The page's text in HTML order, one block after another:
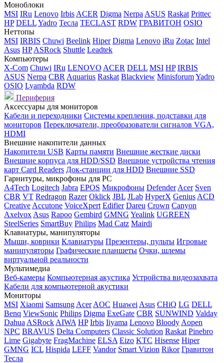
Моноблоки
MSI IRu Lenovo Irbis ACER Digma Nerpa ASUS Raskat Prittec
HP DELLYadro Тесла TECLAST RDW ГРАВИТОН OSIO
Неттопы
MSI IRBIS Chuwi Beelink Hiper Digma Lenovo iRu Zotac Intel
Asus HP ASRock Shuttle Leadtek
Компьютеры
X-Com Chuwi IRu LENOVO ACER DELL MSI HP IRBIS
ASUS Nerpa CBR Aquarius Raskat Blackview MinisforumYadro
OSIO Lyambda RDW
Периферия
Аксессуары для мониторов
Кабели и переходники Системы крепления, подставки для
мониторов Переключатели, преобразователи сигналов VGA,
HDMI
Внешние накопители данных
Накопители USB Карты памяти Внешние жесткие диски
Внешние корпуса для HDD/SSD Внешние устройства чтения
карт Card Readers Док-станции для HDD Внешние SSD
Гарнитуры, микрофоны для PC
A4Tech Logitech Jabra EPOS Микрофоны Defender Acer Sven
CBR VT Redragon Razer Oklick JBL JLab HyperX Genius ACD
Creative Accutone VoiceXpert Edifier Dareu Crown Canyon
Axelvox Asus Rapoo Gembird GMNG Yealink UGREEN
SteelSeries SmartBuy Philips Mad Catz Mairdi
Клавиатуры, манипуляторы
Мыши, коврики Клавиатуры Презентеры, пульты Игровые
манипуляторы Графические планшеты Очки, шлемы
виртуальной реальности
Мультимедиа
Веб-камеры Компьютерная акустика Устройства видеозахвата
Кабели для компьютерной акустики
Мониторы
MSI Xiaomi Samsung Acer AOC Huawei Asus CHiQ LG DELL
Benq ViewSonic Philips Digma ExeGate CBR SUNWIND Valday
Dahua ASRock AIWA HP Irbis Iiyama Lenovo Bloody Aopen
NPC BRAVUS Delta Computers Classic Solution Raskat Pinebro
Lime Gigabyte FragMachine ELSA Eizo KTC Hisense Hiper
GMNG ICL Hispida LEFF Vandor Smart Vizion Rikor Гравитон
Тесла